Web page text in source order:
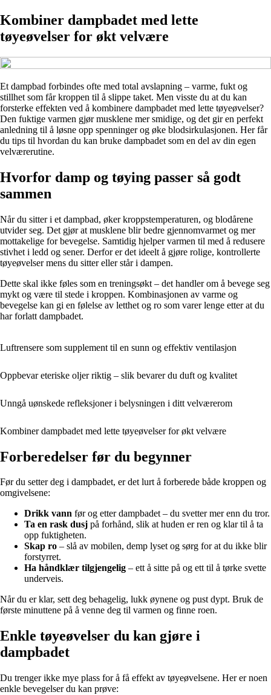
Kombiner dampbadet med lette
tøyeøvelser for økt velvære
Et dampbad forbindes ofte med total avslapning – varme, fukt og
stillhet som får kroppen til å slippe taket. Men visste du at du kan
forsterke effekten ved å kombinere dampbadet med lette tøyeøvelser?
Den fuktige varmen gjør musklene mer smidige, og det gir en perfekt
anledning til å løsne opp spenninger og øke blodsirkulasjonen. Her får
du tips til hvordan du kan bruke dampbadet som en del av din egen
velværerutine.
Hvorfor damp og tøying passer så godt
sammen
Når du sitter i et dampbad, øker kroppstemperaturen, og blodårene
utvider seg. Det gjør at musklene blir bedre gjennomvarmet og mer
mottakelige for bevegelse. Samtidig hjelper varmen til med å redusere
stivhet i ledd og sener. Derfor er det ideelt å gjøre rolige, kontrollerte
tøyeøvelser mens du sitter eller står i dampen.
Dette skal ikke føles som en treningsøkt – det handler om å bevege seg
mykt og være til stede i kroppen. Kombinasjonen av varme og
bevegelse kan gi en følelse av letthet og ro som varer lenge etter at du
har forlatt dampbadet.
Luftrensere som supplement til en sunn og effektiv ventilasjon
Oppbevar eteriske oljer riktig – slik bevarer du duft og kvalitet
Unngå uønskede refleksjoner i belysningen i ditt velværerom
Kombiner dampbadet med lette tøyeøvelser for økt velvære
Forberedelser før du begynner
Før du setter deg i dampbadet, er det lurt å forberede både kroppen og
omgivelsene:
Drikk vann før og etter dampbadet – du svetter mer enn du tror.
Ta en rask dusj på forhånd, slik at huden er ren og klar til å ta
opp fuktigheten.
Skap ro – slå av mobilen, demp lyset og sørg for at du ikke blir
forstyrret.
Ha håndklær tilgjengelig – ett å sitte på og ett til å tørke svette
underveis.
Når du er klar, sett deg behagelig, lukk øynene og pust dypt. Bruk de
første minuttene på å venne deg til varmen og finne roen.
Enkle tøyeøvelser du kan gjøre i
dampbadet
Du trenger ikke mye plass for å få effekt av tøyeøvelsene. Her er noen
enkle bevegelser du kan prøve: